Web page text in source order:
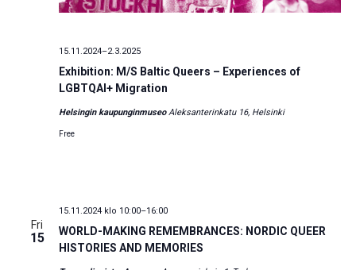
Exhibition: M/S Baltic Queers – Experiences of
LGBTQAI+ Migration
15.11.2024–2.3.2025
Helsingin kaupunginmuseoAleksanterinkatu 16, Helsinki
Free
Fri
15
WORLD-MAKING REMEMBRANCES: NORDIC QUEER
HISTORIES AND MEMORIES
15.11.2024 klo 10:00–16:00